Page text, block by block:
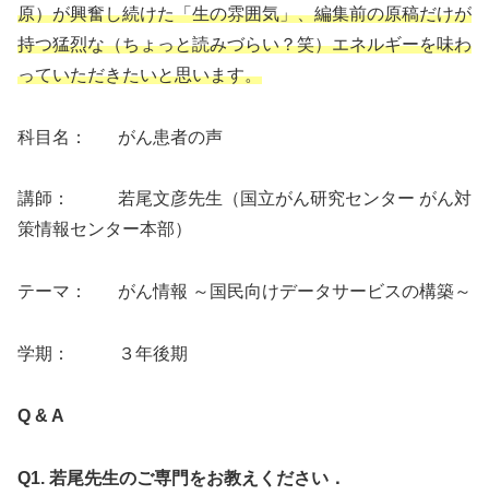
原）が興奮し続けた「生の雰囲気」、編集前の原稿だけが
持つ猛烈な（ちょっと読みづらい？笑）エネルギーを味わ
っていただきたいと思います。
科目名： がん患者の声
講師： 若尾文彦先生（国立がん研究センター がん対
策情報センター本部）
テーマ： がん情報 ～国民向けデータサービスの構築～
学期： ３年後期
Q & A
Q1. 若尾先生のご専門をお教えください．